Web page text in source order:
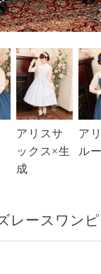
アリスサ
ックス×生
成
ア
ル
レースワンピ